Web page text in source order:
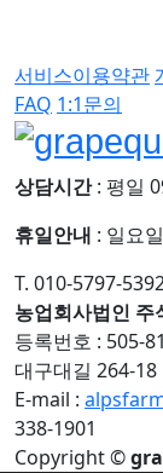
서비스이용약관
FAQ 1:1문의
상담시간: 평일
휴일안내 : 일요
T. 010-5797-
농업회사법인 주
등록번호 : 505-
대구대길 264-18
E-mail :
338-1901
Copyright©